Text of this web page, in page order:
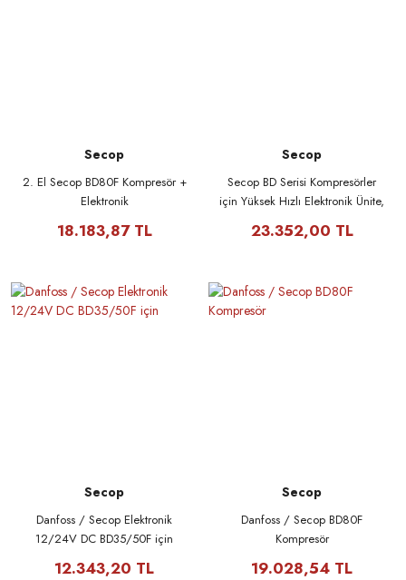
Secop
2. El Secop BD80F Kompresör +
Elektronik
18.183,87 TL
Secop
Secop BD Serisi Kompresörler
için Yüksek Hızlı Elektronik Ünite,
23.352,00 TL
Secop
Danfoss / Secop Elektronik
12/24V DC BD35/50F için
12.343,20 TL
Secop
Danfoss / Secop BD80F
Kompresör
19.028,54 TL